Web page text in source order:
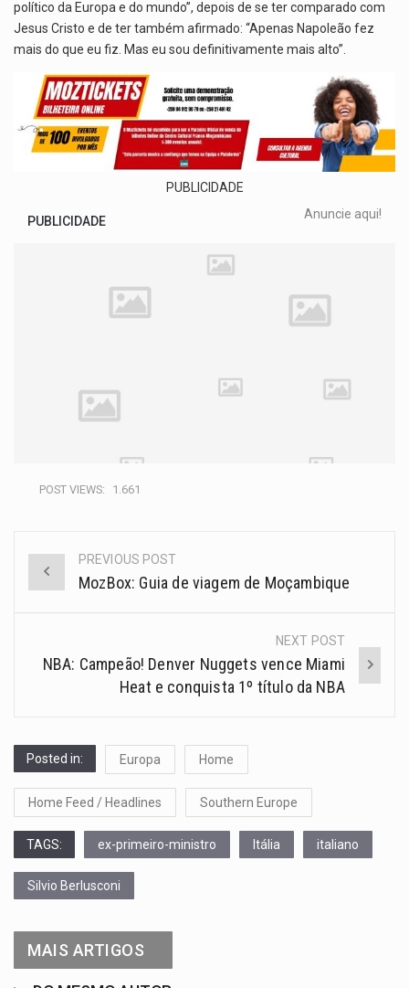
político da Europa e do mundo”, depois de se ter comparado com
Jesus Cristo e de ter também afirmado: “Apenas Napoleão fez
mais do que eu fiz. Mas eu sou definitivamente mais alto”.
PUBLICIDADE
PUBLICIDADE Anuncie aqui!
POST VIEWS: 1.661
PREVIOUS POST
MozBox: Guia de viagem de Moçambique
NEXT POST
NBA: Campeão! Denver Nuggets vence Miami
Heat e conquista 1º título da NBA
Posted in: Europa Home
Home Feed / Headlines Southern Europe
TAGS: ex-primeiro-ministro Itália italiano
Silvio Berlusconi
MAIS ARTIGOS